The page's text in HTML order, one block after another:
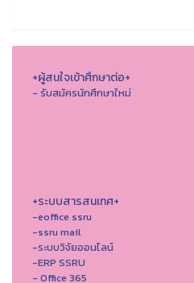
+ผู้สนใจเข้าศึกษาต่อ+
- รับสมัครนักศึกษาใหม่
+ระบบสารสนเทศ+
-eoffice ssru
-ssru mail
-ระบบวิจัยออนไลน์
-ERP SSRU
- Office 365